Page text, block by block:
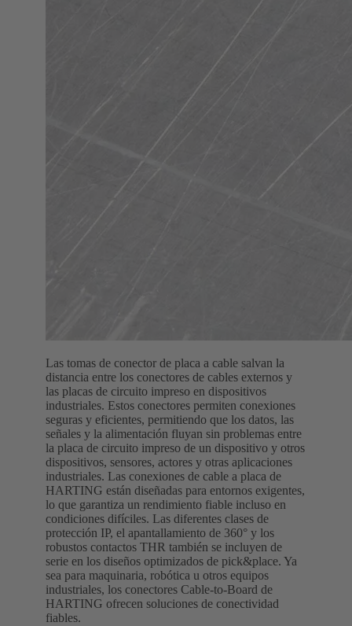
Las tomas de conector de placa a cable salvan la
distancia entre los conectores de cables externos y
las placas de circuito impreso en dispositivos
industriales. Estos conectores permiten conexiones
seguras y eficientes, permitiendo que los datos, las
señales y la alimentación fluyan sin problemas entre
la placa de circuito impreso de un dispositivo y otros
dispositivos, sensores, actores y otras aplicaciones
industriales. Las conexiones de cable a placa de
HARTING están diseñadas para entornos exigentes,
lo que garantiza un rendimiento fiable incluso en
condiciones difíciles. Las diferentes clases de
protección IP, el apantallamiento de 360° y los
robustos contactos THR también se incluyen de
serie en los diseños optimizados de pick&place. Ya
sea para maquinaria, robótica u otros equipos
industriales, los conectores Cable-to-Board de
HARTING ofrecen soluciones de conectividad
fiables.